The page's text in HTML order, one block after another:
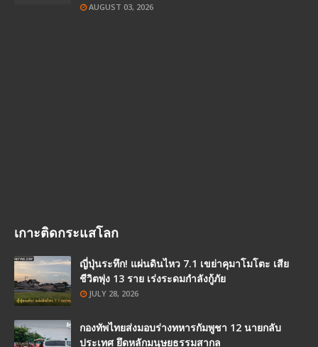
AUGUST 03, 2026
เกาะติดกระแสโลก
ญี่ปุ่นระทึก! แผ่นดินไหว 7.1 เขย่าคุมาโมโตะ เสีย
ชีวิตพุ่ง 13 ราย เร่งระดมกำลังกู้ภัย
JULY 28, 2026
กองทัพไทยส่งมอบร่างทหารกัมพูชา 12 นายกลับ
ประเทศ ยึดหลักมนุษยธรรมสากล